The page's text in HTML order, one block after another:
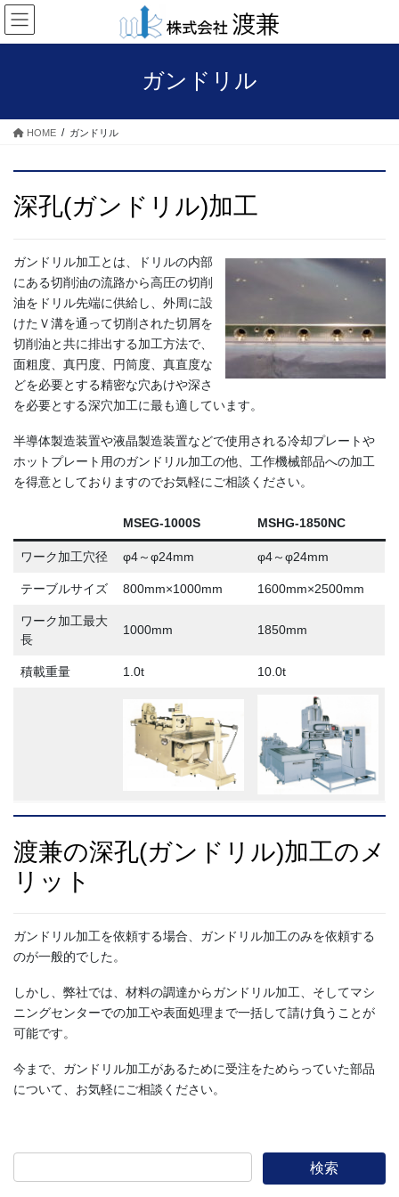
コ
ン
テ
ス
ナ
ビ
ゲ
ン
ガンドリル
HOME ガンドリル
深孔(ガンドリル)加工
ガンドリル加工とは、ドリルの内部
にある切削油の流路から高圧の切削
油をドリル先端に供給し、外周に設
けたＶ溝を通って切削された切屑を
切削油と共に排出する加工方法で、
面粗度、真円度、円筒度、真直度な
どを必要とする精密な穴あけや深さ
を必要とする深穴加工に最も適しています。
半導体製造装置や液晶製造装置などで使用される冷却プレートや
ホットプレート用のガンドリル加工の他、工作機械部品への加工
を得意としておりますのでお気軽にご相談ください。
MSEG-1000S MSHG-1850NC
ワーク加工穴径 φ4～φ24mm φ4～φ24mm
テーブルサイズ 800mm×1000mm 1600mm×2500mm
ワーク加工最大
長
1000mm 1850mm
積載重量 1.0t 10.0t
渡兼の深孔(ガンドリル)加工のメ
リット
ガンドリル加工を依頼する場合、ガンドリル加工のみを依頼する
のが一般的でした。
しかし、弊社では、材料の調達からガンドリル加工、そしてマシ
ニングセンターでの加工や表面処理まで一括して請け負うことが
可能です。
今まで、ガンドリル加工があるために受注をためらっていた部品
について、お気軽にご相談ください。